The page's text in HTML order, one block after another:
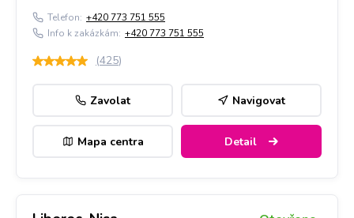
Telefon: +420 773 751 555
Info k zakázkám: +420 773 751 555
(425)
Zavolat Navigovat
Mapa centra Detail